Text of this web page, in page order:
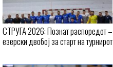
СТРУГА 2026: Познат распоредот –
езерски двобој за старт на турнирот